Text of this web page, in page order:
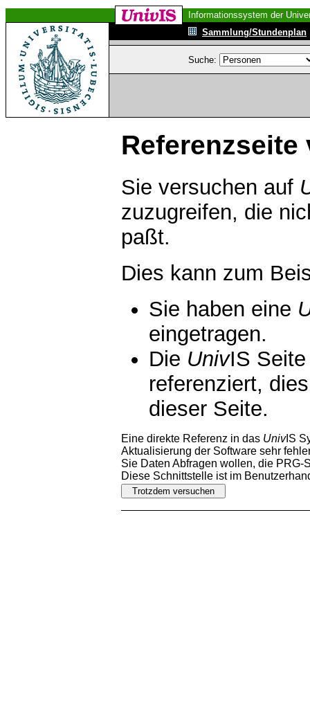
Informationssystem der
Sammlung/Stundenplan
Suche:
Referenzseite
Sie versuchen auf
zuzugreifen, die
paßt.
Dies kann zum
Sie haben eine
eingetragen.
Die UnivIS
referenziert,
dieser Seite.
Eine direkte Referenz in das UnivIS
Aktualisierung der Software sehr
Sie Daten Abfragen wollen, die PRG-
Diese Schnittstelle ist im